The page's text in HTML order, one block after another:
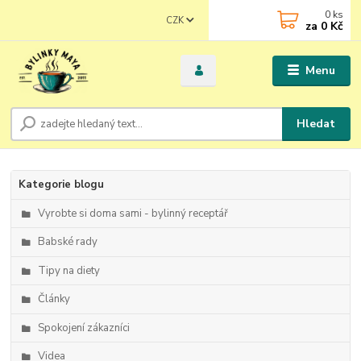
Menu
CZK
Hledat
0 ks
za 0 Kč
Kategorie blogu
Vyrobte si doma sami - bylinný receptář
Babské rady
Tipy na diety
Články
Spokojení zákazníci
Videa